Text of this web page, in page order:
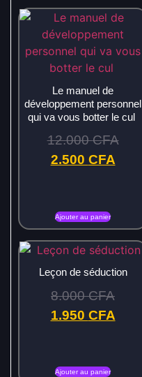
Le manuel de
développement personnel
qui va vous botter le cul
12.000CFA
2.500 CFA
Ajouter au panier
Leçon de séduction
8.000CFA
1.950 CFA
Ajouter au panier